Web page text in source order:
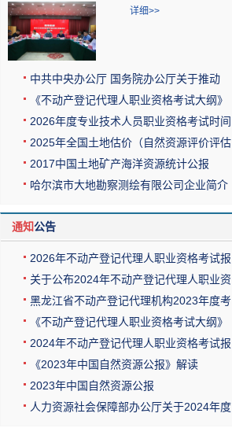
详细>>
中共中央办公厅 国务院办公厅关于推动
《不动产登记代理人职业资格考试大纲》
2026年度专业技术人员职业资格考试时间
2025年全国土地估价（自然资源评价评估
2017中国土地矿产海洋资源统计公报
哈尔滨市大地勘察测绘有限公司企业简介
通知公告
2026年不动产登记代理人职业资格考试报
关于公布2024年不动产登记代理人职业资
黑龙江省不动产登记代理机构2023年度考
《不动产登记代理人职业资格考试大纲》
2024年不动产登记代理人职业资格考试报
《2023年中国自然资源公报》解读
2023年中国自然资源公报
人力资源社会保障部办公厅关于2024年度